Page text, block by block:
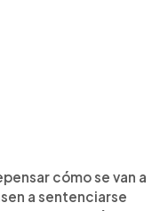
cómo se van a
a sentenciarse